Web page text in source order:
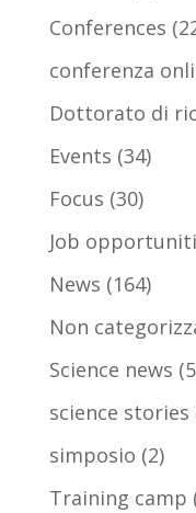
Conferences
conferenza
Dottorato di
Events (34)
Focus (30)
Job
News (164)
Non
Science news
science stories
simposio (2)
Training camp